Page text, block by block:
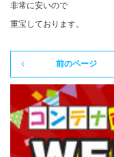
非常に安いので
重宝しております。
前のページ